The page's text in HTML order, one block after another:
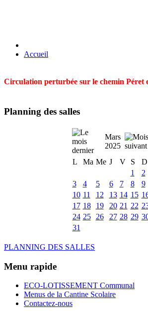
Accueil
Circulation perturbée sur le chemin Péret
Planning des salles
Mars
2025
L
Ma Me J V S
D
1
2
3
4 5 6 7 8
9
10 11 12 13 14 15
17 18 19 20 21 22
24 25 26 27 28 29
31
PLANNING DES SALLES
Menu rapide
ECO-LOTISSEMENT Communal
Menus de la Cantine Scolaire
Contactez-nous